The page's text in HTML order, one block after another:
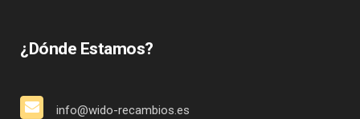
¿Dónde Estamos?
info@wido-recambios.es